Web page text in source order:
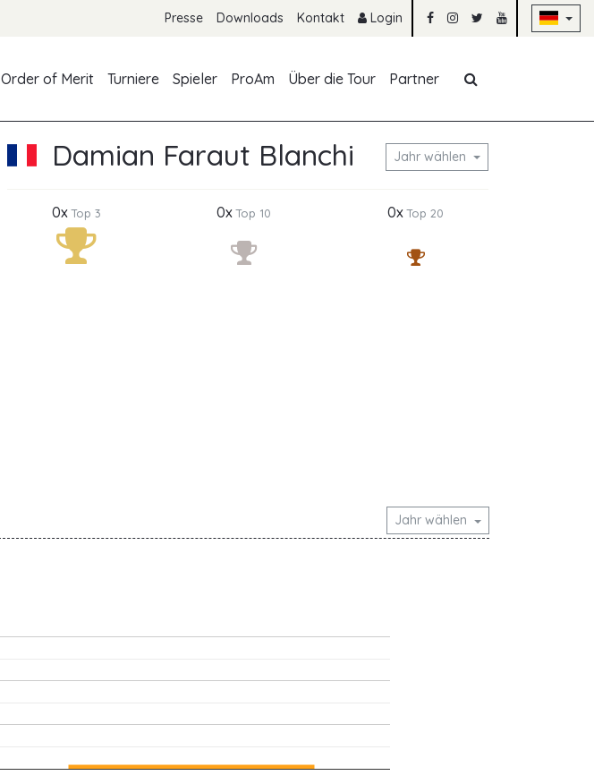
Presse Downloads Kontakt Login
Order of Merit Turniere Spieler ProAm Über die Tour Partner
Damian Faraut Blanchi Jahr wählen
0xTop 3 0xTop 10 0xTop 20
Jahr wählen